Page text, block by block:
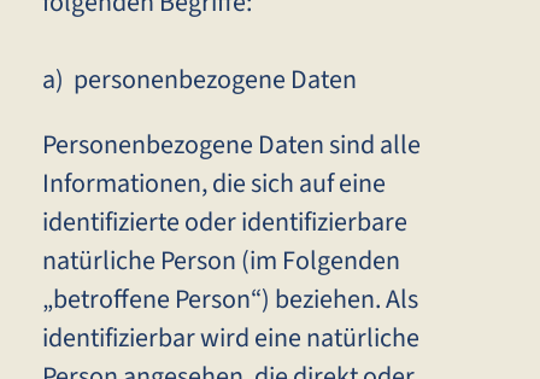
a) personenbezogene Daten
Personenbezogene Daten sind alle
Informationen, die sich auf eine
identifizierte oder identifizierbare
natürliche Person (im Folgenden
„betroffene Person“) beziehen. Als
identifizierbar wird eine natürliche